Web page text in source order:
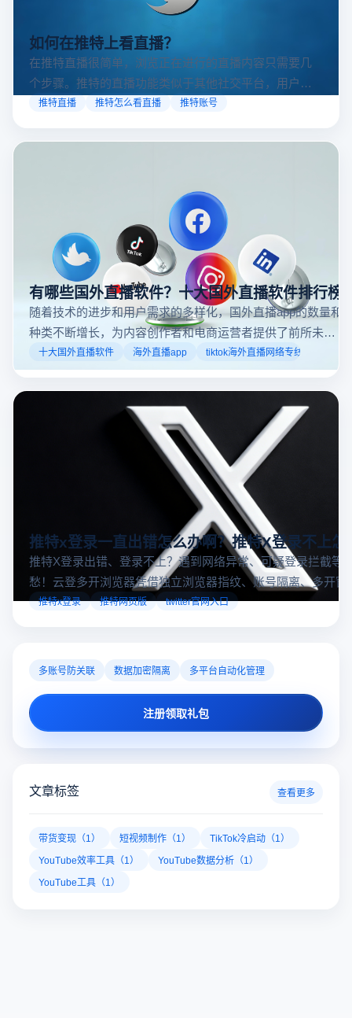
如何在推特上看直播？
在推特直播很简单，浏览正在进行的直播内容只需要几
个步骤。推特的直播功能类似于其他社交平台，用户可
以通过关注自己喜欢的账号、浏览话题标签或查看实时
可以随时随地参与实时互动，无论是关注新闻事件、休
推特直播 推特怎么看直播 推特账号
有哪些国外直播软件？十大国外直播软件排行榜
随着技术的进步和用户需求的多样化，国外直播app的数量和
种类不断增长，为内容创作者和电商运营者提供了前所未有
的机遇。如果你是一个跨境电商从业者，想要了解2025年十
大国外直播软件排行榜，那么你来对地方了！接下来跟着云
登多开浏览器一起来了解海外直播平台哪些最受欢迎。
十大国外直播软件 海外直播app tiktok海外直播网络专线
推特x登录一直出错怎么办啊？推特X登录不上怎
推特X登录出错、登录不上？遇到网络异常、可疑登录拦截等
愁！云登多开浏览器凭借独立浏览器指纹、账号隔离、多开窗
对性解决登录难题，让推特X登录更稳定安全～
推特x登录 推特网页版 twitter官网入口
多账号防关联 数据加密隔离 多平台自动化管理
注册领取礼包
文章标签 查看更多
带货变现（1） 短视频制作（1）
TikTok冷启动（1）
YouTube效率工具（1）
YouTube数据分析（1）
YouTube工具（1）